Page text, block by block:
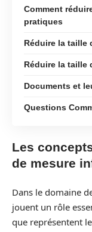
Comment
pratiques
Réduire la taille
Réduire la taille
Documents et
Questions
Les
de mesure
Dans le domaine
jouent un rôle
que représentent